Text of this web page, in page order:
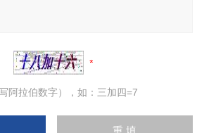
阿拉伯数字），如：三加四=7